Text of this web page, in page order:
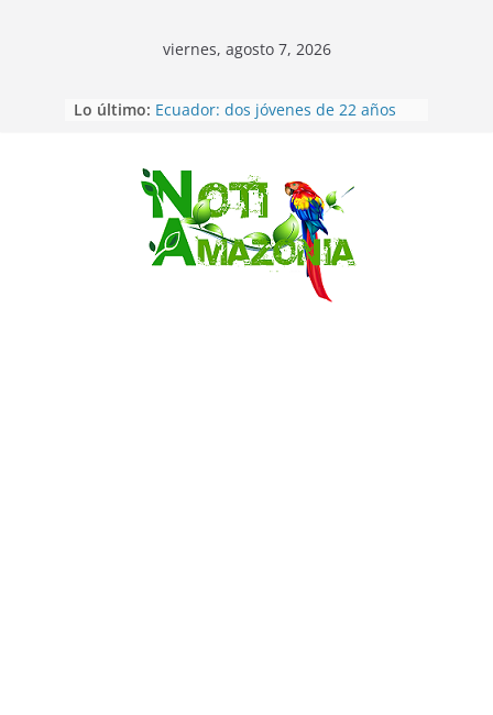
Saltar
viernes, agosto 7, 2026
Lo último: Ecuador: dos jóvenes de 22 años
Sentencian a 34 años de prisión a
implicados en caso de Alison,
oriunda de Tena
Vozinha, el arquero sensación de
cabo Verde, ya llegó para
incorporarse a Colo Colo de Chile
Pastaza: la parroquia Diez de